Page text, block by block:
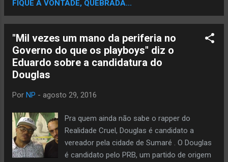
player abaixo, faça o download da ...
mixtape disponível intitulada "Figura de
estilo" DOWNLOAD
FIQUE A VONTADE, QUEBRADA...
"Mil vezes um mano da periferia no
Governo do que os playboys" diz o
Eduardo sobre a candidatura do
Douglas
Por NP - agosto 29, 2016
Pra quem ainda não sabe o rapper do
Realidade Cruel, Douglas é candidato a
vereador pela cidade de Sumaré . O Douglas
é candidato pelo PRB, um partido de origem